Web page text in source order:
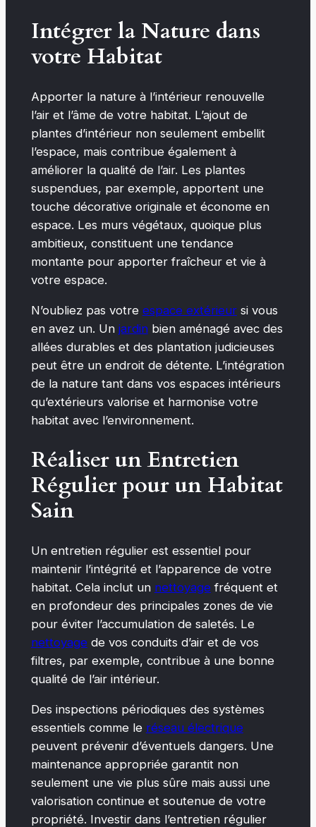
Intégrer la Nature dans
votre Habitat
Apporter la nature à l’intérieur renouvelle
l’air et l’âme de votre habitat. L’ajout de
plantes d’intérieur non seulement embellit
l’espace, mais contribue également à
améliorer la qualité de l’air. Les plantes
suspendues, par exemple, apportent une
touche décorative originale et économe en
espace. Les murs végétaux, quoique plus
ambitieux, constituent une tendance
montante pour apporter fraîcheur et vie à
votre espace.
N’oubliez pas votre espace extérieursi vous
en avez un. Un jardinbien aménagé avec des
allées durables et des plantation judicieuses
peut être un endroit de détente. L’intégration
de la nature tant dans vos espaces intérieurs
qu’extérieurs valorise et harmonise votre
habitat avec l’environnement.
Réaliser un Entretien
Régulier pour un Habitat
Sain
Un entretien régulier est essentiel pour
maintenir l’intégrité et l’apparence de votre
habitat. Cela inclut un nettoyage fréquent et
en profondeur des principales zones de vie
pour éviter l’accumulation de saletés. Le
nettoyage de vos conduits d’air et de vos
filtres, par exemple, contribue à une bonne
qualité de l’air intérieur.
Des inspections périodiques des systèmes
essentiels comme le réseau électrique
peuvent prévenir d’éventuels dangers. Une
maintenance appropriée garantit non
seulement une vie plus sûre mais aussi une
valorisation continue et soutenue de votre
propriété. Investir dans l’entretien régulier